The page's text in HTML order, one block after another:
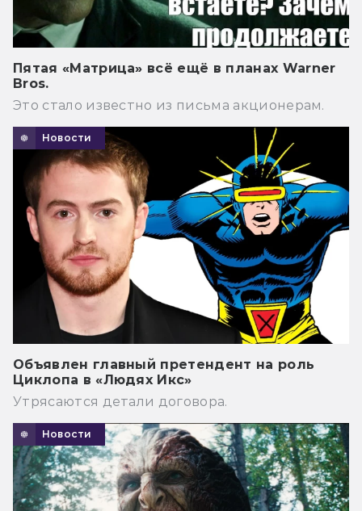
Пятая «Матрица» всё ещё в планах Warner
Bros.
Это стало известно из письма акционерам.
Новости
Объявлен главный претендент на роль
Циклопа в «Людях Икс»
Утрясаются детали договора.
Новости